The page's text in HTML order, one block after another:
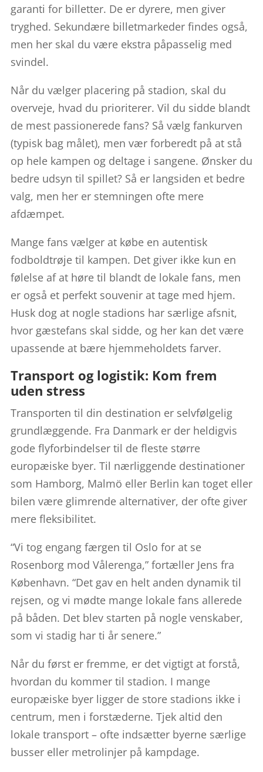
garanti for billetter. De er dyrere, men giver
tryghed. Sekundære billetmarkeder findes også,
men her skal du være ekstra påpasselig med
svindel.
Når du vælger placering på stadion, skal du
overveje, hvad du prioriterer. Vil du sidde blandt
de mest passionerede fans? Så vælg fankurven
(typisk bag målet), men vær forberedt på at stå
op hele kampen og deltage i sangene. Ønsker du
bedre udsyn til spillet? Så er langsiden et bedre
valg, men her er stemningen ofte mere
afdæmpet.
Mange fans vælger at købe en autentisk
fodboldtrøje til kampen. Det giver ikke kun en
følelse af at høre til blandt de lokale fans, men
er også et perfekt souvenir at tage med hjem.
Husk dog at nogle stadions har særlige afsnit,
hvor gæstefans skal sidde, og her kan det være
upassende at bære hjemmeholdets farver.
Transport og logistik: Kom frem
uden stress
Transporten til din destination er selvfølgelig
grundlæggende. Fra Danmark er der heldigvis
gode flyforbindelser til de fleste større
europæiske byer. Til nærliggende destinationer
som Hamborg, Malmö eller Berlin kan toget eller
bilen være glimrende alternativer, der ofte giver
mere fleksibilitet.
“Vi tog engang færgen til Oslo for at se
Rosenborg mod Vålerenga,” fortæller Jens fra
København. “Det gav en helt anden dynamik til
rejsen, og vi mødte mange lokale fans allerede
på båden. Det blev starten på nogle venskaber,
som vi stadig har ti år senere.”
Når du først er fremme, er det vigtigt at forstå,
hvordan du kommer til stadion. I mange
europæiske byer ligger de store stadions ikke i
centrum, men i forstæderne. Tjek altid den
lokale transport – ofte indsætter byerne særlige
busser eller metrolinjer på kampdage.